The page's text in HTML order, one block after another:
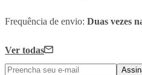
Frequência de envio: Duas vezes
Ver todas